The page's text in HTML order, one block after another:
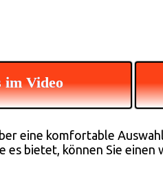
Video
eine komfortable
es bietet, können Sie